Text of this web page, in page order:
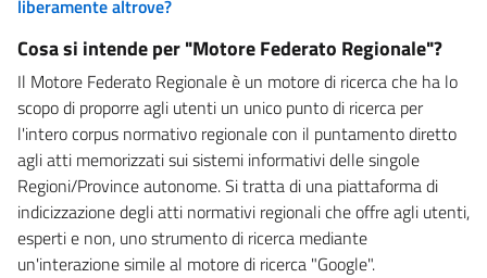
liberamente altrove?
Cosa si intende per "Motore Federato Regionale"?
Il Motore Federato Regionale è un motore di ricerca che ha lo
scopo di proporre agli utenti un unico punto di ricerca per
l'intero corpus normativo regionale con il puntamento diretto
agli atti memorizzati sui sistemi informativi delle singole
Regioni/Province autonome. Si tratta di una piattaforma di
indicizzazione degli atti normativi regionali che offre agli utenti,
esperti e non, uno strumento di ricerca mediante
un'interazione simile al motore di ricerca "Google".